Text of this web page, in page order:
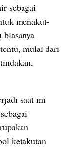
sebagai
menakut-
mulai dari
saat ini
ketakutan